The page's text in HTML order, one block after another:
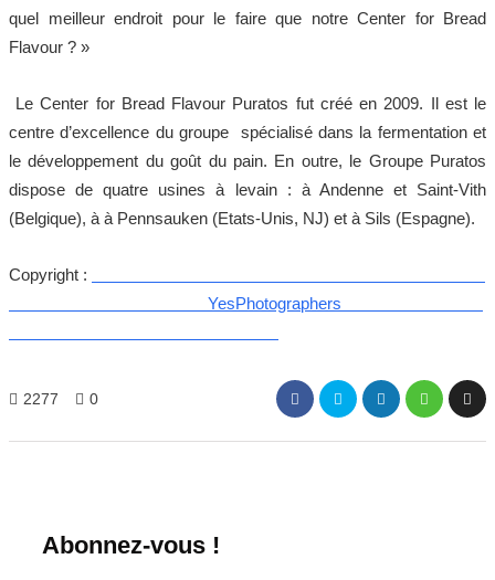
quel meilleur endroit pour le faire que notre Center for Bread
Flavour ? »
Le Center for Bread Flavour Puratos fut créé en 2009. Il est le
centre d’excellence du groupe spécialisé dans la fermentation et
le développement du goût du pain. En outre, le Groupe Puratos
dispose de quatre usines à levain : à Andenne et Saint-Vith
(Belgique), à à Pennsauken (Etats-Unis, NJ) et à Sils (Espagne).
Copyright :
YesPhotographers
2277 0
Abonnez-vous !